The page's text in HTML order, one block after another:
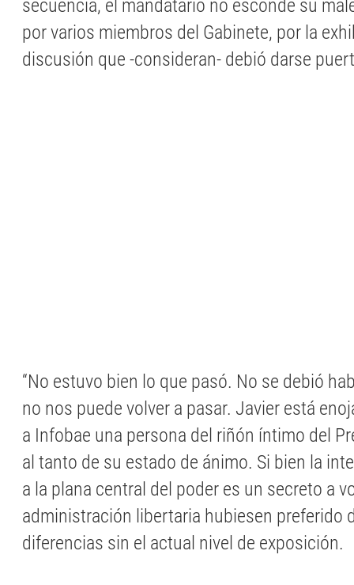
secuencia, el mandatario no esconde su
por varios miembros del Gabinete, por la
discusión que -consideran- debió darse
“No estuvo bien lo que pasó. No se debió
no nos puede volver a pasar. Javier está
a Infobae una persona del riñón íntimo del
al tanto de su estado de ánimo. Si bien la
a la plana central del poder es un secreto a
administración libertaria hubiesen preferido
diferencias sin el actual nivel de exposición.